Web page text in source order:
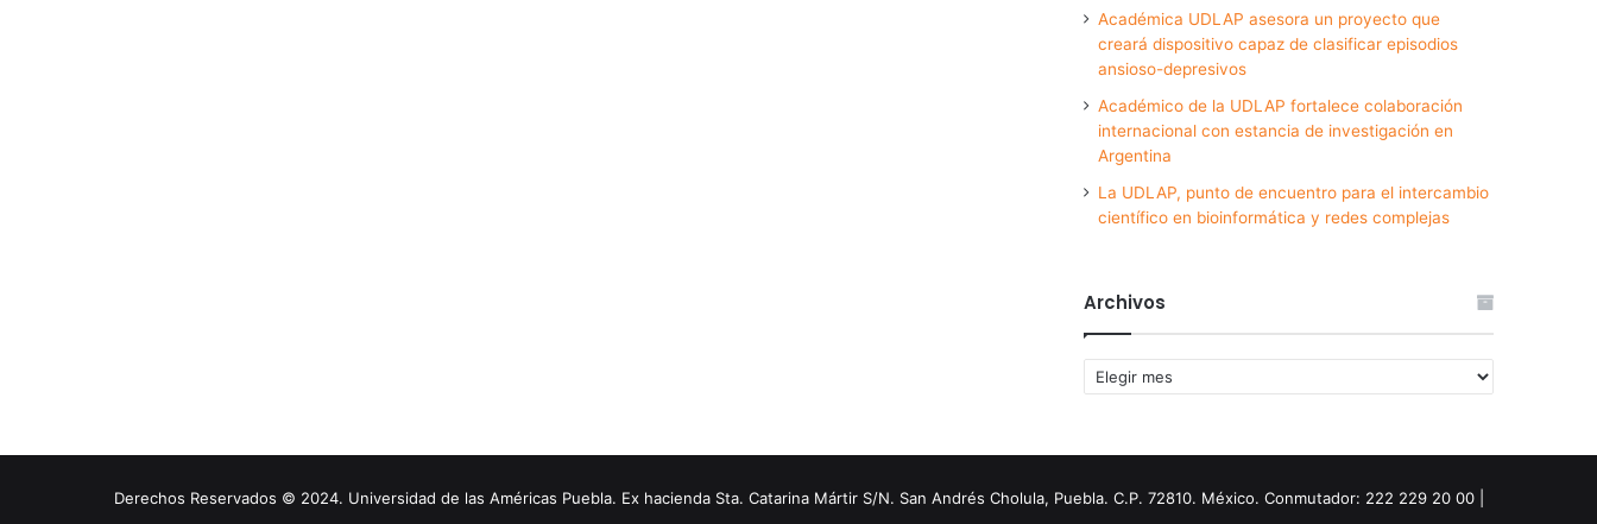
Académica UDLAP asesora un proyecto que
creará dispositivo capaz de clasificar episodios
ansioso-depresivos
Académico de la UDLAP fortalece colaboración
internacional con estancia de investigación en
Argentina
La UDLAP, punto de encuentro para el intercambio
científico en bioinformática y redes complejas
Archivos
Archivos
Derechos Reservados © 2024. Universidad de las Américas Puebla. Ex hacienda Sta. Catarina Mártir S/N. San Andrés Cholula, Puebla. C.P. 72810. México. Conmutador: 222 229 20 00 |